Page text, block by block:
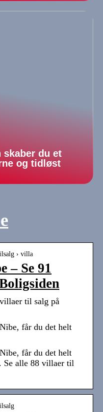
skaber du et
og tidløst
› villa
– Se 91
til salg på
får du det helt
får du det helt
Se alle 88 villaer til